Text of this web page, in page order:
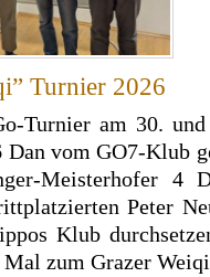
Turnier 2026
Turnier am 30.
vom GO7-Klub
Meisterhofer 4
Peter
Klub
zum Grazer